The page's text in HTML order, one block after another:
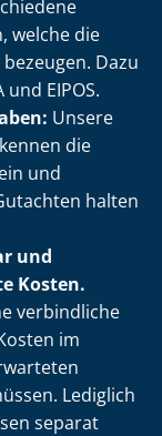
welche die
Dazu
und EIPOS.
Unsere
die
und
halten
und
Kosten.
verbindliche
im
Lediglich
separat